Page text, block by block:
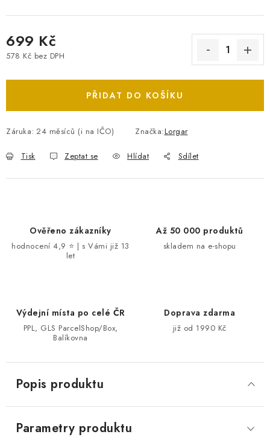
699 Kč
578 Kč bez DPH
PŘIDAT DO KOŠÍKU
Záruka: 24 měsíců (i na IČO) Značka:Lorgar
Tisk Zeptat se Hlídat Sdílet
Ověřeno zákazníky
hodnocení 4,9 ⭐ | s Vámi již 13
let
Až 50 000 produktů
skladem na e-shopu
Výdejní místa po celé ČR
PPL, GLS ParcelShop/Box,
Balíkovna
Doprava zdarma
již od 1990 Kč
Popis produktu
Parametry produktu